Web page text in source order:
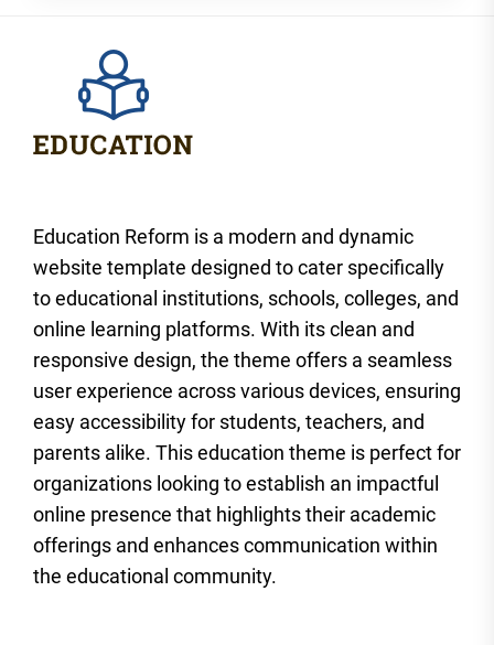
Education Reform is a modern and dynamic
website template designed to cater specifically
to educational institutions, schools, colleges, and
online learning platforms. With its clean and
responsive design, the theme offers a seamless
user experience across various devices, ensuring
easy accessibility for students, teachers, and
parents alike. This education theme is perfect for
organizations looking to establish an impactful
online presence that highlights their academic
offerings and enhances communication within
the educational community.